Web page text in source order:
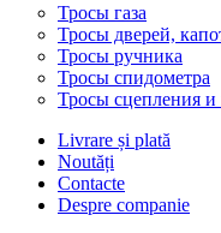
Тросы газа
Тросы дверей,
Тросы ручника
Тросы спидометра
Тросы сцепления
Livrare și plată
Noutăți
Contacte
Despre companie